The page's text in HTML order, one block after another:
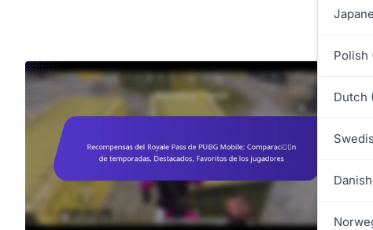
Polish
Dutch